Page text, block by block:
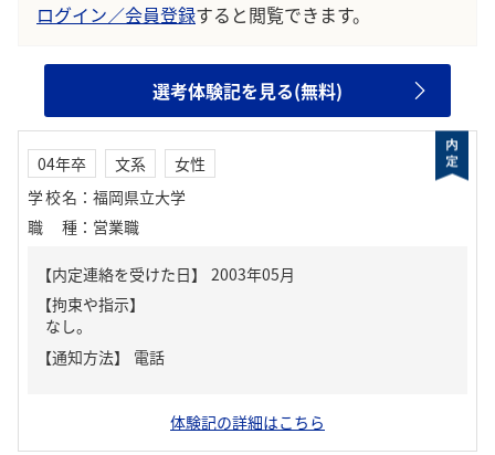
ログイン／会員登録すると閲覧できます。
選考体験記を見る(無料)
04年卒 文系
女性
学校名 ： 福岡県立大学
職種 ： 営業職
【内定連絡を受けた日】
2003年05月
【拘束や指示】
なし。
【通知方法】
電話
体験記の詳細はこちら